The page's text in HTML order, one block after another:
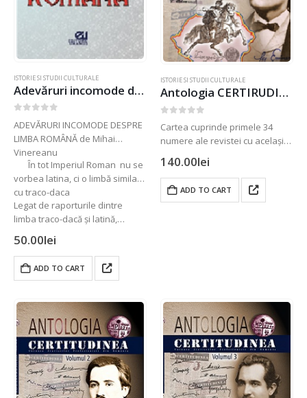
ISTORIE SI STUDII CULTURALE
Adevăruri incomode despre limba română
ADEVĂRURI INCOMODE DESPRE
LIMBA ROMÂNĂ de Mihai
Vinereanu
În tot Imperiul Roman nu se
vorbea latina, ci o limbă similară
cu traco-daca
Legat de raporturile dintre
limba traco-dacă și latină,…
50.00lei
ADD TO CART
ISTORIE SI STUDII CULTURALE
Antologia CERTIRUDINEA vol.1
Cartea cuprinde primele 34
numere ale revistei cu același
românesc, identității și culturii
naționale , cunoscută cititorilor
pentru aplombul și constanța
140.00lei
ADD TO CART